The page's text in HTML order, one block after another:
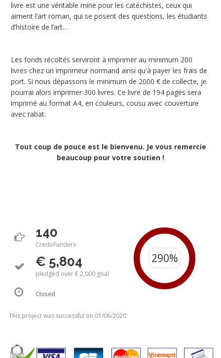
livre est une véritable mine pour les catéchistes, ceux qui
aiment l’art roman, qui se posent des questions, les étudiants
d’histoire de l’art…
Les fonds récoltés serviront à imprimer au minimum 200
livres chez un imprimeur normand ainsi qu'à payer les frais de
port. Si nous dépassons le minimum de 2000 € de collecte, je
pourrai alors imprimer 300 livres. Ce livre de 194 pages sera
imprimé au format A4, en couleurs, cousu avec couverture
avec rabat.
Tout coup de pouce est le bienvenu. Je vous remercie
beaucoup pour votre soutien !
140
CredoFunders
€ 5,804
pledged over € 2,000 goal
Closed
This project was successful on 01/06/2020